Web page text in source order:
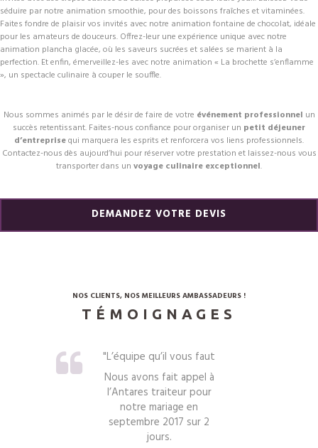
séduire par notre animation smoothie, pour des boissons fraîches et vitaminées.
Faites fondre de plaisir vos invités avec notre animation fontaine de chocolat, idéale
pour les amateurs de douceurs. Offrez-leur une expérience unique avec notre
animation plancha glacée, où les saveurs sucrées et salées se marient à la
perfection. Et enfin, émerveillez-les avec notre animation « La brochette s’enflamme
», un spectacle culinaire à couper le souffle.
Nous sommes animés par le désir de faire de votre événement professionnel un
succès retentissant. Faites-nous confiance pour organiser un petit déjeuner
d’entreprisequi marquera les esprits et renforcera vos liens professionnels.
Contactez-nous dès aujourd’hui pour réserver votre prestation et laissez-nous vous
transporter dans un voyage culinaire exceptionnel.
DEMANDEZ VOTRE DEVIS
NOS CLIENTS, NOS MEILLEURS AMBASSADEURS !
TÉMOIGNAGES
L’équipe qu’il vous faut
Nous avons fait appel à
l’Antares traiteur pour
notre mariage en
septembre 2017 sur 2
jours.